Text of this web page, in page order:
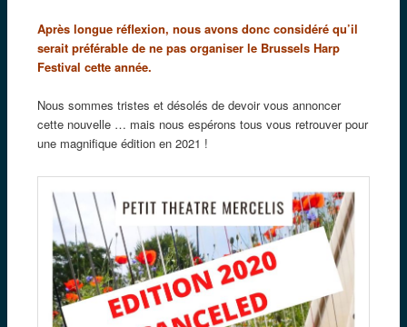
Après longue réflexion, nous avons donc considéré qu’il
serait préférable de ne pas organiser le Brussels Harp
Festival cette année.
Nous sommes tristes et désolés de devoir vous annoncer
cette nouvelle … mais nous espérons tous vous retrouver pour
une magnifique édition en 2021 !